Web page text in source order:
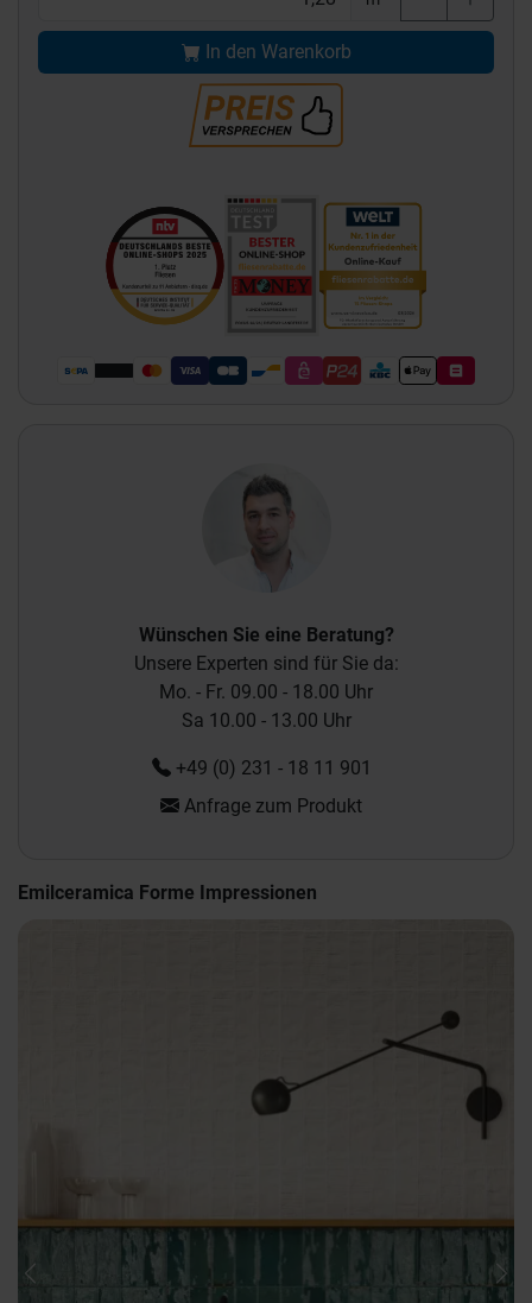
In den Warenkorb
Wünschen Sie eine Beratung?
Unsere Experten sind für Sie da:
Mo. - Fr. 09.00 - 18.00 Uhr
Sa 10.00 - 13.00 Uhr
+49 (0) 231 - 18 11 901
Anfrage zum Produkt
Emilceramica Forme Impressionen
Previous